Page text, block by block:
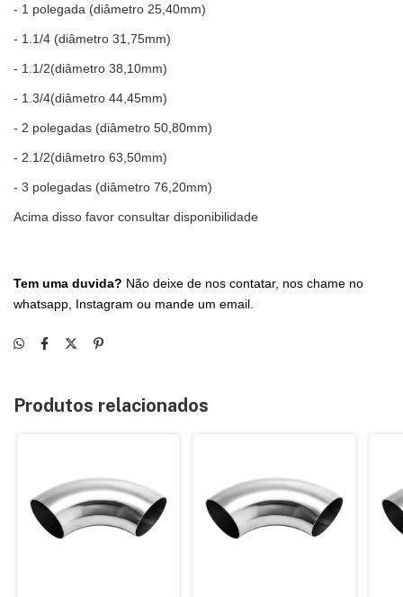
- 1 polegada (diâmetro 25,40mm)
- 1.1/4 (diâmetro 31,75mm)
- 1.1/2(diâmetro 38,10mm)
- 1.3/4(diâmetro 44,45mm)
- 2 polegadas (diâmetro 50,80mm)
- 2.1/2(diâmetro 63,50mm)
- 3 polegadas (diâmetro 76,20mm)
Acima disso favor consultar disponibilidade
Tem uma duvida? Não deixe de nos contatar, nos chame no
whatsapp, Instagram ou mande um email.
Produtos relacionados